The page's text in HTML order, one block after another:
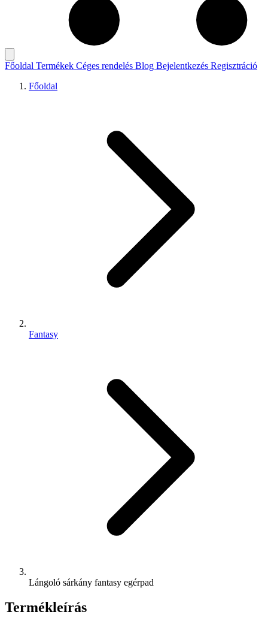
Főoldal Termékek Céges rendelés Blog Bejelentkezés Regisztráció
Főoldal
Fantasy
Lángoló sárkány fantasy egérpad
Termékleírás